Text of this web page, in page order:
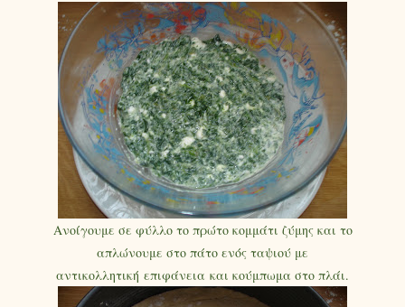
Ανοίγουμε σε φύλλο το πρώτο κομμάτι ζύμης και το
απλώνουμε στο πάτο ενός ταψιού με
αντικολλητική επιφάνεια και κούμπωμα στο πλάι.